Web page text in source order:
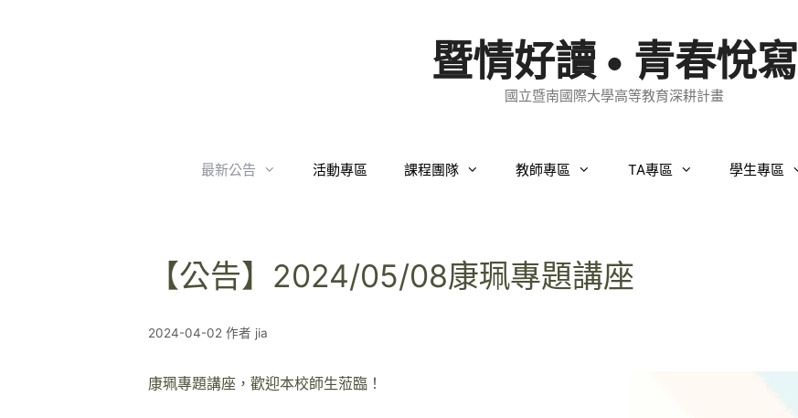
暨情好讀 • 青春悅寫
國立暨南國際大學高等教育深耕計畫
最新公告 活動專區 課程團隊 教師專區 TA專區 學生專區
【公告】2024/05/08康珮專題講座
2024-04-02 作者 jia
康珮專題講座，歡迎本校師生蒞臨！